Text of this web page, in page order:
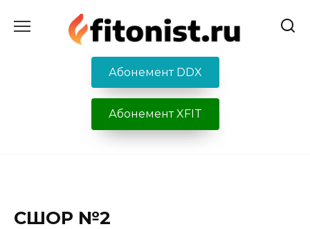
содержанию
Абонемент DDX
Абонемент XFIT
СШОР №2